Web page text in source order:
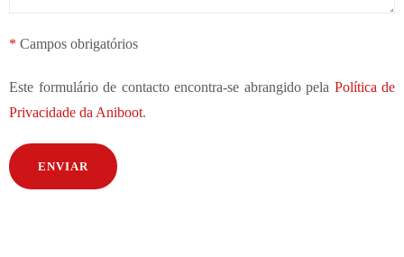
* Campos obrigatórios
Este formulário de contacto encontra-se abrangido pela Política de
Privacidade da Aniboot.